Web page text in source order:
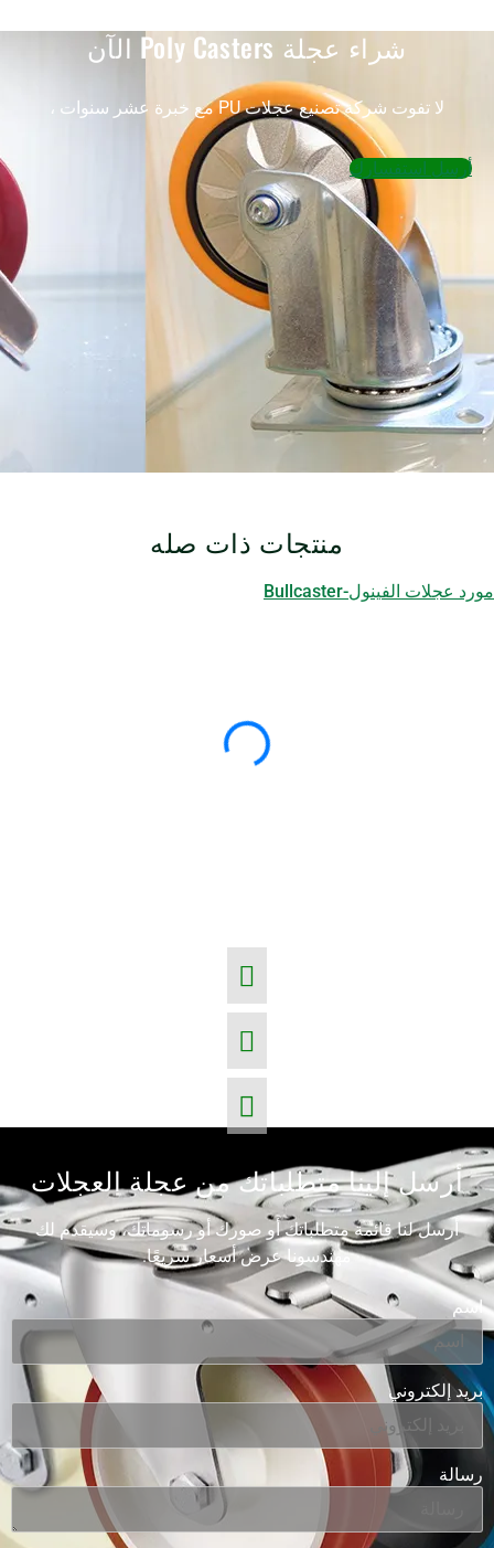
شراء عجلة Poly Casters الآن
لا تفوت شركة تصنيع عجلات PU مع خبرة عشر سنوات ،
أرسل استفسارك
منتجات ذات صله
مورد عجلات الفينول-Bullcaster
أرسل إلينا متطلباتك من عجلة العجلات
أرسل لنا قائمة متطلباتك أو صورك أو رسوماتك، وسيقدم لك
مهندسونا عرض أسعار سريعًا.
اسم
بريد إلكتروني
رسالة